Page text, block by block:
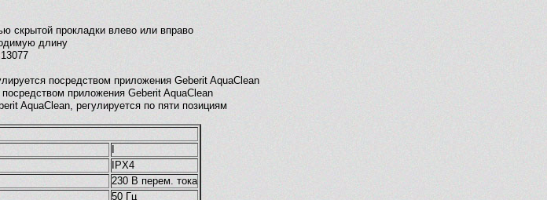
скрытой прокладки влево или вправо
длину
посредством приложения Geberit AquaClean
приложения Geberit AquaClean
AquaClean, регулируется по пяти позициям
IPX4
230 В перем. тока
50 Гц